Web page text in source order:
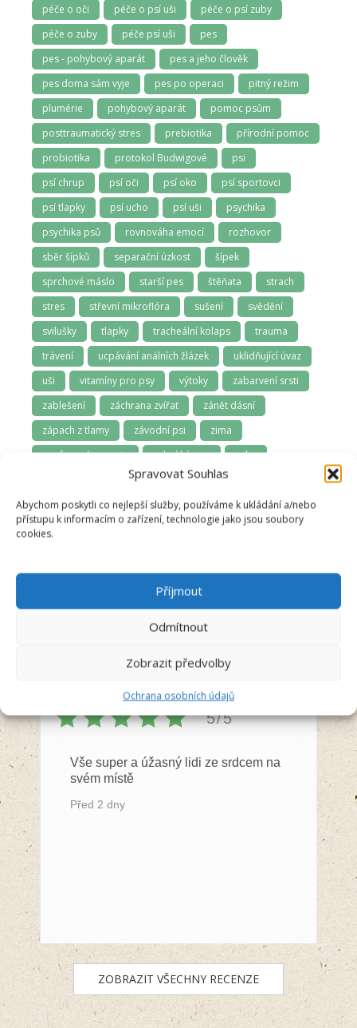
Spravovat Souhlas
Abychom poskytli co nejlepší služby, používáme k ukládání a/nebo
přístupu k informacím o zařízení, technologie jako jsou soubory
cookies.
Příjmout
Odmítnout
Zobrazit předvolby
Ochrana osobních údajů
péče o oči
péče o psí uši
péče o psí zuby
péče o zuby
péče psí uši
pes
pes - pohybový aparát
pes a jeho člověk
pes doma sám vyje
pes po operaci
pitný režim
plumérie
pohybový aparát
pomoc psům
posttraumatický stres
prebiotika
přírodní pomoc
probiotika
protokol Budwigové
psi
psí chrup
psí oči psí oko
psí sportovci
psí tlapky
psí ucho psí uši
psychika
psychika psů
rovnováha emocí
rozhovor
sběr šípků
separační úzkost
šípek
sprchové máslo
starší pes štěňata
strach
stres
střevní mikroflóra sušení
svědění
svilušky
tlapky tracheální kolaps
trauma
trávení
ucpávání análních žlázek
uklidňující úvaz
uši
vitamíny pro psy výtoky
zabarvení srsti
zablešení
záchrana zvířat
zánět dásní
zápach z tlamy
závodní psi
zima
zoofarmakognozie
zubní kámen
zuby
zúžená průdušnice
Recenzent
5/5
Vše super a úžasný lidi ze srdcem na
svém místě
Před 2 dny
ZOBRAZIT VŠECHNY RECENZE